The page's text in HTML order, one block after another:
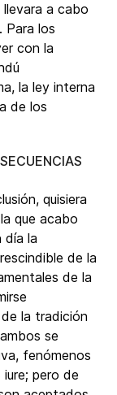
a cabo
Para los
con la
la ley interna
de los
quisiera
que acabo
día la
de la
de la
la tradición
se
fenómenos
pero de